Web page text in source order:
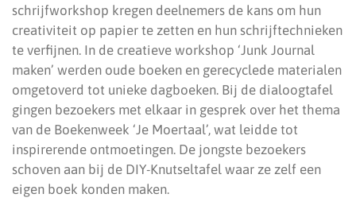
schrijfworkshop kregen deelnemers de kans om hun
creativiteit op papier te zetten en hun schrijftechnieken
te verfijnen. In de creatieve workshop ‘Junk Journal
maken’ werden oude boeken en gerecyclede materialen
omgetoverd tot unieke dagboeken. Bij de dialoogtafel
gingen bezoekers met elkaar in gesprek over het thema
van de Boekenweek ‘Je Moertaal’, wat leidde tot
inspirerende ontmoetingen. De jongste bezoekers
schoven aan bij de DIY-Knutseltafel waar ze zelf een
eigen boek konden maken.